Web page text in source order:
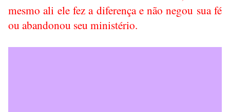
mesmo ali ele fez a diferença e não negou sua fé
ou abandonou seu ministério.